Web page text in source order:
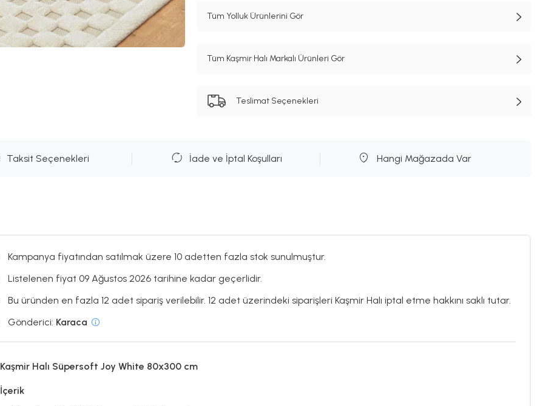
Tüm Yolluk Ürünlerini Gör
Tüm Kaşmir Halı Markalı Ürünleri Gör
Teslimat Seçenekleri
Taksit Seçenekleri İade ve İptal Koşulları Hangi Mağazada Var
Kampanya fiyatından satılmak üzere 10 adetten fazla stok sunulmuştur.
Listelenen fiyat 09 Ağustos 2026 tarihine kadar geçerlidir.
Bu üründen en fazla 12 adet sipariş verilebilir. 12 adet üzerindeki siparişleri Kaşmir Halı iptal etme hakkını saklı tutar.
Gönderici: Karaca
Kaşmir Halı Süpersoft Joy White 80x300 cm
İçerik